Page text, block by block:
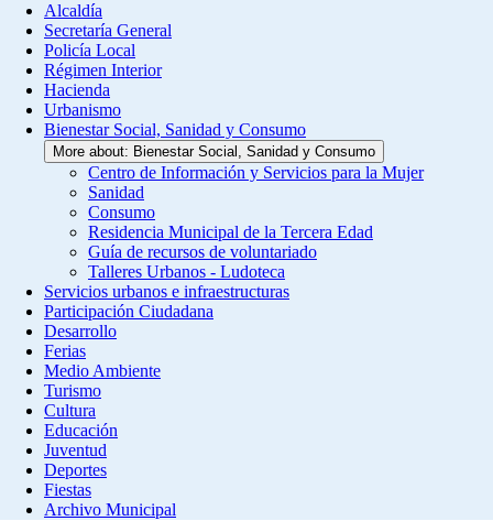
Alcaldía
Secretaría General
Policía Local
Régimen Interior
Hacienda
Urbanismo
Bienestar Social, Sanidad y Consumo
More about: Bienestar Social, Sanidad y Consumo
Centro de Información y Servicios para la Mujer
Sanidad
Consumo
Residencia Municipal de la Tercera Edad
Guía de recursos de voluntariado
Talleres Urbanos - Ludoteca
Servicios urbanos e infraestructuras
Participación Ciudadana
Desarrollo
Ferias
Medio Ambiente
Turismo
Cultura
Educación
Juventud
Deportes
Fiestas
Archivo Municipal